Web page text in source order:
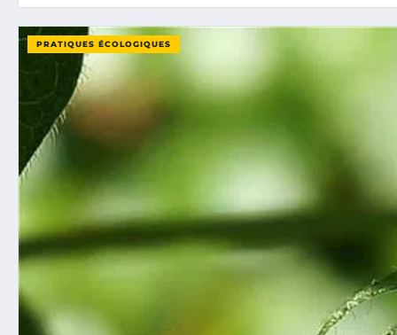
PRATIQUES ÉCOLOGIQUES